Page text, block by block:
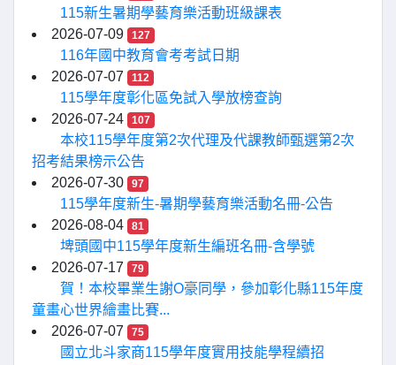
115新生暑期學藝育樂活動班級課表
2026-07-09
127
116年國中教育會考考試日期
2026-07-07
112
115學年度彰化區免試入學放榜查詢
2026-07-24
107
本校115學年度第2次代理及代課教師甄選第2次
招考結果榜示公告
2026-07-30
97
115學年度新生-暑期學藝育樂活動名冊-公告
2026-08-04
81
埤頭國中115學年度新生編班名冊-含學號
2026-07-17
79
賀！本校畢業生謝O豪同學，參加彰化縣115年度
童畫心世界繪畫比賽...
2026-07-07
75
國立北斗家商115學年度實用技能學程續招